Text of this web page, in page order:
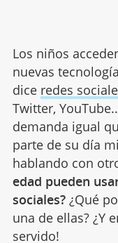
Los niños
nuevas
dice redes
Twitter,
demanda igual
parte de su día
hablando con
edad pueden
sociales?¿Qué
una de ellas? ¿Y
servido!